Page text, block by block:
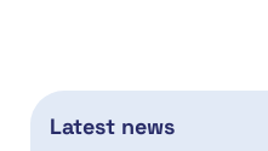
Latest news